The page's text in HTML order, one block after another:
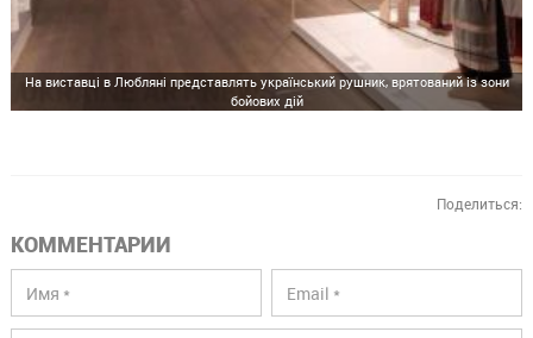
На виставці в Любляні представлять український рушник, врятований із зони
бойових дій
Поделиться:
КОММЕНТАРИИ